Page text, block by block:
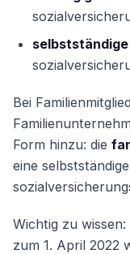
Bei
Form hinzu: die
eine
Wichtig zu
zum 1. April 2022